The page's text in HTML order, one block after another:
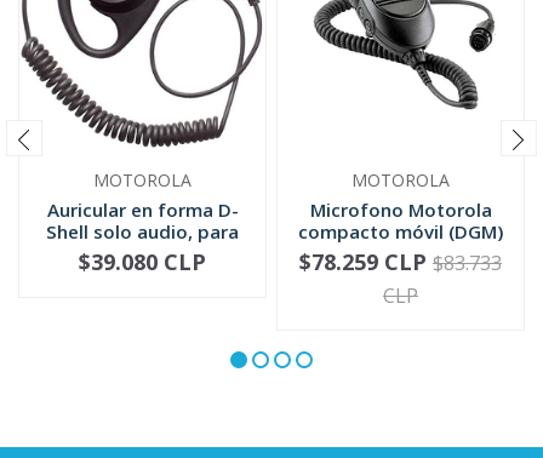
MOTOROLA
Auricular en forma D-
Shell solo audio, para
mic...
+
$39.080 CLP
MOTOROLA
Microfono Motorola
compacto móvil (DGM)
RMN5052
+
-
$78.259 CLP $83.733
CLP